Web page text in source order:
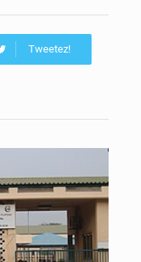
Tweetez!